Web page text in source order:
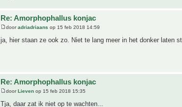
Re: Amorphophallus konjac
dooradriadriaans op 15 feb 2018 14:59
ja, hier staan ze ook zo. Niet te lang meer in het donker laten
Re: Amorphophallus konjac
doorLieven op 15 feb 2018 15:35
Tja, daar zat ik niet op te wachten...